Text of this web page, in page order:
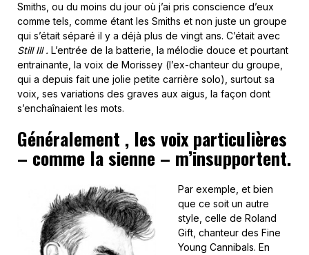
Smiths, ou du moins du jour où j’ai pris conscience d’eux
comme tels, comme étant les Smiths et non juste un groupe
qui s’était séparé il y a déjà plus de vingt ans. C’était avec
Still Ill . L’entrée de la batterie, la mélodie douce et pourtant
entrainante, la voix de Morissey (l’ex-chanteur du groupe,
qui a depuis fait une jolie petite carrière solo), surtout sa
voix, ses variations des graves aux aigus, la façon dont
s’enchaînaient les mots.
Généralement , les voix particulières
– comme la sienne – m’insupportent.
Par exemple, et bien
que ce soit un autre
style, celle de Roland
Gift, chanteur des Fine
Young Cannibals. En